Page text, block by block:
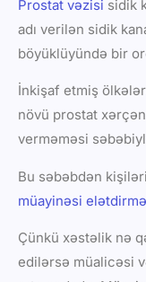
Prostat vəzisi sidik
adı verilən sidik
böyüklüyündə bir
İnkişaf etmiş
növü prostat
verməməsi
Bu səbəbdən
müayinəsi
Çünkü xəstəlik nə
edilərsə müalicəsi